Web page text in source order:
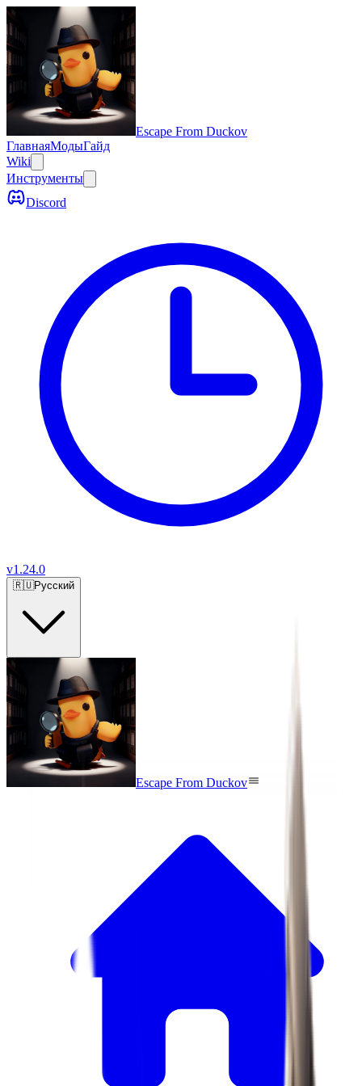
Escape From Duckov
ГлавнаяМодыГайд
Wiki
Инструменты
Discord
v1.24.0
🇷🇺Русский
Escape From Duckov